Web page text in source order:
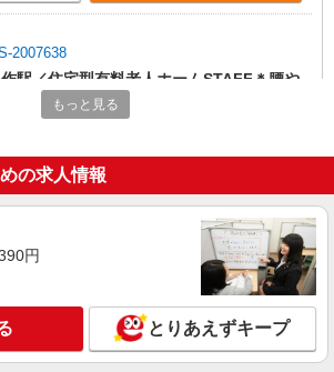
2007638
作駅／住宅型有料老人ホームSTAFF＊腰や
への負担少なめ◎
青梅市
詳細を見る
駅＊年齢不問◎未経験から安定した業界へ
もっと見る
の求人情報
円
とりあえずキープ